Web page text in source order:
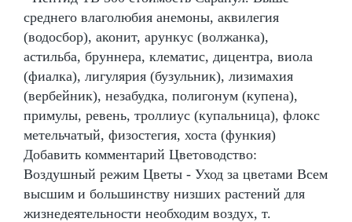
среднего влаголюбия анемоны, аквилегия
(водосбор), аконит, арункус (волжанка),
астильба, бруннера, клематис, дицентра, виола
(фиалка), лигулярия (бузульник), лизимахия
(вербейник), незабудка, полигонум (купена),
примулы, ревень, троллиус (купальница), флокс
метельчатый, физостегия, хоста (функия)
Добавить комментарий Цветоводство:
Воздушный режим Цветы - Уход за цветами Всем
высшим и большинству низших растений для
жизнедеятельности необходим воздух, т.